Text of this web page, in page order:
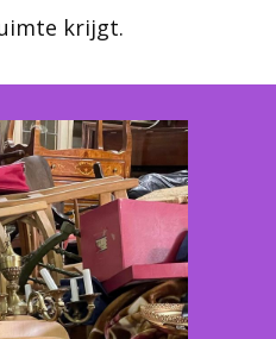
krijgt.